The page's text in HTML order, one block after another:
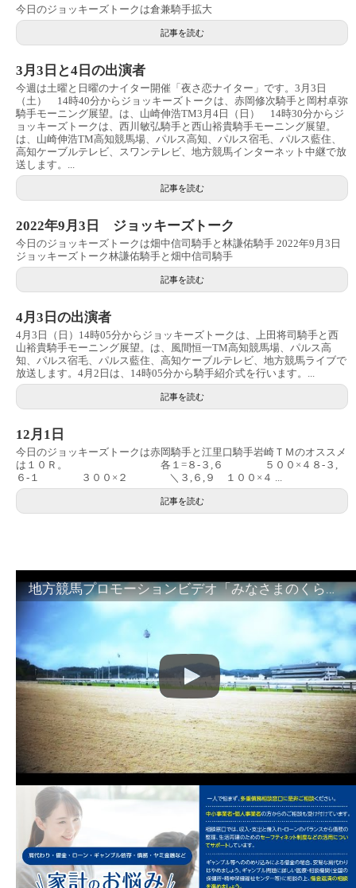
今日のジョッキーズトークは倉兼騎手拡大
記事を読む
3月3日と4日の出演者
今週は土曜と日曜のナイター開催「夜さ恋ナイター」です。3月3日
（土） 14時40分からジョッキーズトークは、赤岡修次騎手と岡村卓弥
騎手モーニング展望。は、山崎伸浩TM3月4日（日） 14時30分からジ
ョッキーズトークは、西川敏弘騎手と西山裕貴騎手モーニング展望。
は、山崎伸浩TM高知競馬場、パルス高知、パルス宿毛、パルス藍住、
高知ケーブルテレビ、スワンテレビ、地方競馬インターネット中継で放
送します。...
記事を読む
2022年9月3日 ジョッキーズトーク
今日のジョッキーズトークは畑中信司騎手と林謙佑騎手 2022年9月3日
ジョッキーズトーク林謙佑騎手と畑中信司騎手
記事を読む
4月3日の出演者
4月3日（日）14時05分からジョッキーズトークは、上田将司騎手と西
山裕貴騎手モーニング展望。は、風間恒一TM高知競馬場、パルス高
知、パルス宿毛、パルス藍住、高知ケーブルテレビ、地方競馬ライブで
放送します。4月2日は、14時05分から騎手紹介式を行います。...
記事を読む
12月1日
今日のジョッキーズトークは赤岡騎手と江里口騎手岩崎ＴＭのオススメ
は１０Ｒ。 各１=８-３,６ ５００×４８-３,
６-１ ３００×２ ＼３,６,９ １００×４ ...
記事を読む
地方競馬プロモーションビデオ「みなさまのくらしのために」30秒篇｜NAR公式